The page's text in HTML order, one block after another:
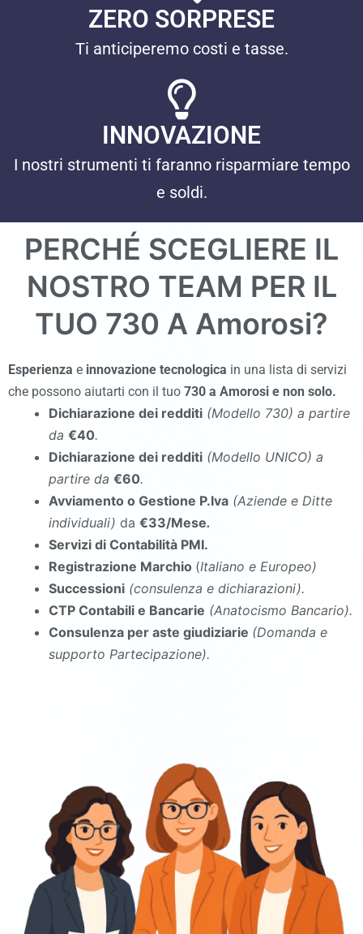
ZERO SORPRESE
Ti anticiperemo costi e tasse.
INNOVAZIONE
I nostri strumenti ti faranno risparmiare tempo
e soldi.
PERCHÉ SCEGLIERE IL
NOSTRO TEAM PER IL
TUO 730 A Amorosi?
Esperienza e innovazione tecnologica in una lista di servizi
che possono aiutarti con il tuo 730 a Amorosi e non solo.
Dichiarazione dei redditi (Modello 730) a partire
da €40.
Dichiarazione dei redditi (Modello UNICO) a
partire da €60.
Avviamento o Gestione P.Iva (Aziende e Ditte
individuali) da €33/Mese.
Servizi di Contabilità PMI.
Registrazione Marchio (Italiano e Europeo)
Successioni (consulenza e dichiarazioni).
CTP Contabili e Bancarie (Anatocismo Bancario).
Consulenza per aste giudiziarie (Domanda e
supporto Partecipazione).